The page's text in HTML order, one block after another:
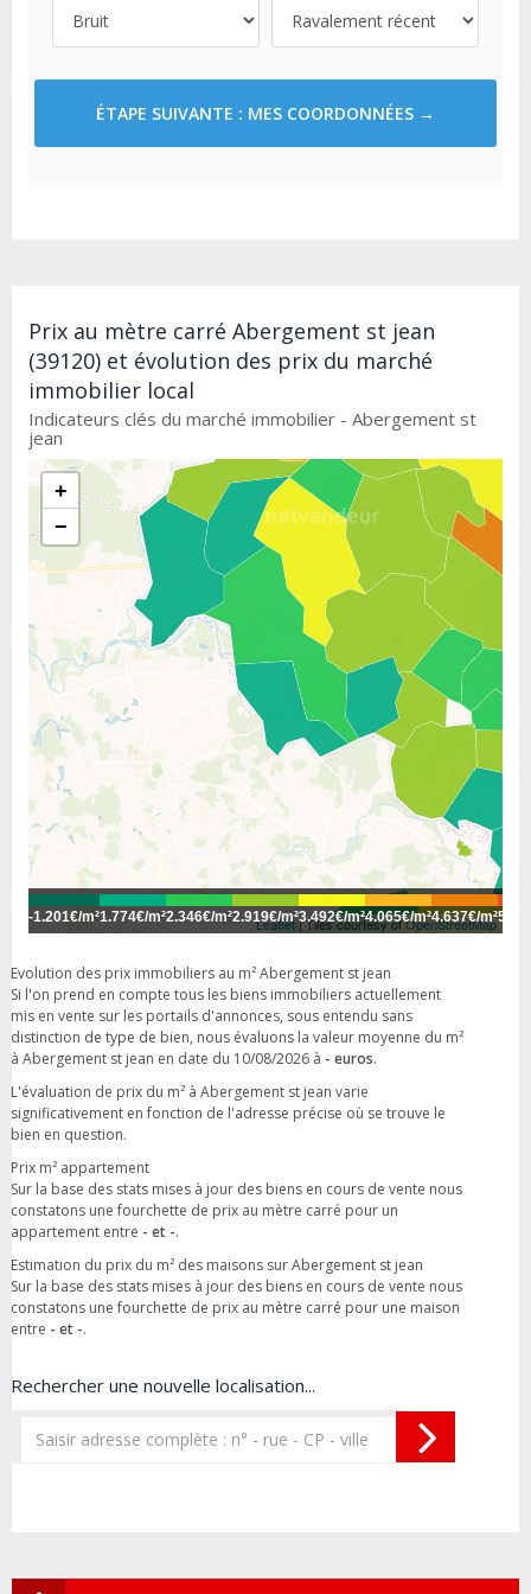
ÉTAPE SUIVANTE : MES COORDONNÉES →
Prix au mètre carré Abergement st jean
(39120) et évolution des prix du marché
immobilier local
Indicateurs clés du marché immobilier - Abergement st
jean
+
−
Leaflet| Tiles courtesy ofOpenStreetMap
-1.201€/m²1.774€/m²2.346€/m²2.919€/m²3.492€/m²4.065€/m²4.637€/m²
Evolution des prix immobiliers au m² Abergement st jean
Si l'on prend en compte tous les biens immobiliers actuellement
mis en vente sur les portails d'annonces, sous entendu sans
distinction de type de bien, nous évaluons la valeur moyenne du m²
à Abergement st jean en date du 10/08/2026 à - euros.
L'évaluation de prix du m² à Abergement st jean varie
significativement en fonction de l'adresse précise où se trouve le
bien en question.
Prix m² appartement
Sur la base des stats mises à jour des biens en cours de vente nous
constatons une fourchette de prix au mètre carré pour un
appartement entre - et -.
Estimation du prix du m² des maisons sur Abergement st jean
Sur la base des stats mises à jour des biens en cours de vente nous
constatons une fourchette de prix au mètre carré pour une maison
entre - et -.
Rechercher une nouvelle localisation...